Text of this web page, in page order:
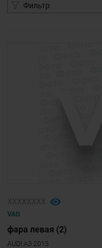
Фильтр
VAG
фара левая (2)
AUDI A3 2015